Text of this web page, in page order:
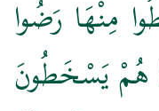
مِنْهَا رَضُوا
هُمْ يَسْخَطُونَ